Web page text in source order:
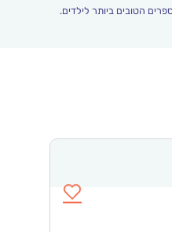
הטובים ביותר לילדים.